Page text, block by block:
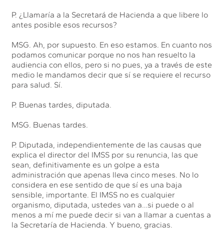
P. ¿Llamaría a la Secretará de Hacienda a que libere lo
antes posible esos recursos?
MSG. Ah, por supuesto. En eso estamos. En cuanto nos
podamos comunicar porque no nos han resuelto la
audiencia con ellos, pero si no pues, ya a través de este
medio le mandamos decir que sí se requiere el recurso
para salud. Sí.
P. Buenas tardes, diputada.
MSG. Buenas tardes.
P. Diputada, independientemente de las causas que
explica el director del IMSS por su renuncia, las que
sean, definitivamente es un golpe a esta
administración que apenas lleva cinco meses. No lo
considera en ese sentido de que sí es una baja
sensible, importante. El IMSS no es cualquier
organismo, diputada, ustedes van a…si puede o al
menos a mí me puede decir si van a llamar a cuentas a
la Secretaría de Hacienda. Y bueno, gracias.